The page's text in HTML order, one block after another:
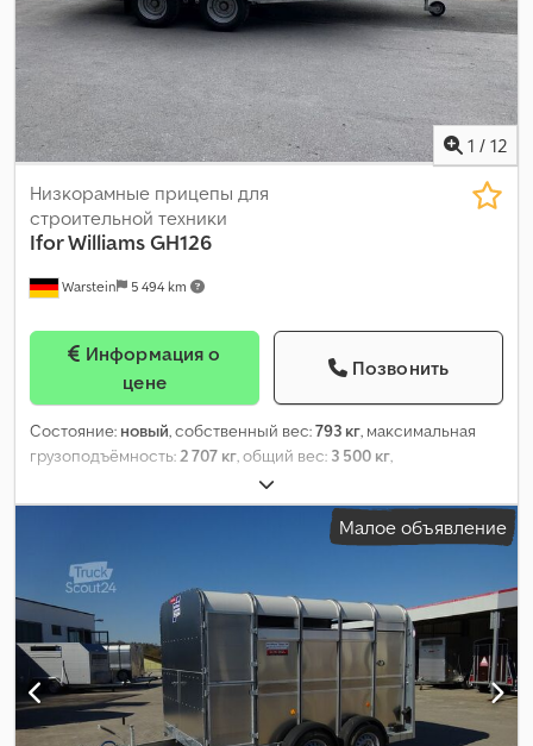
1 / 12
Warstein 5 494 km
Низкорамные прицепы для
строительной техники
Ifor WilliamsGH126
цене
Позвонить
Состояние: новый, собственный вес:793 кг, максимальная
грузоподъёмность:2 707 кг, общий вес: 3 500 кг,
, длина грузового отсека:
ширина пространства для загрузки:1 840 мм, подвеска:
, Малое объявление